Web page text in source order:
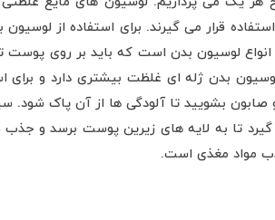
قرار می گیرند. برای استفاده از لوسیون
لوسیون بدن است که باید بر روی پوست
بدن ژله ای غلظت بیشتری دارد و برای
و صابون بشویید تا آلودگی ها از آن پاک
تا به لایه های زیرین پوست برسد و جذب
مواد مغذی است.